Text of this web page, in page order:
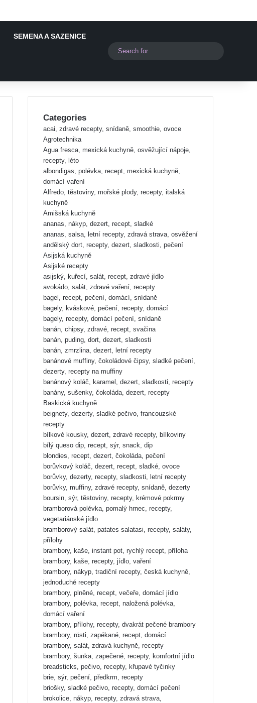
SEMENA A SAZENICE
Switch skin
Categories
acai, zdravé recepty, snídaně, smoothie, ovoce
Agrotechnika
Agua fresca, mexická kuchyně, osvěžující nápoje,
recepty, léto
albondigas, polévka, recept, mexická kuchyně,
domácí vaření
Alfredo, těstoviny, mořské plody, recepty, italská
kuchyně
Amišská kuchyně
ananas, nákyp, dezert, recept, sladké
ananas, salsa, letní recepty, zdravá strava, osvěžení
andělský dort, recepty, dezert, sladkosti, pečení
Asijská kuchyně
Asijské recepty
asijský, kuřecí, salát, recept, zdravé jídlo
avokádo, salát, zdravé vaření, recepty
bagel, recept, pečení, domácí, snídaně
bagely, kváskové, pečení, recepty, domácí
bagely, recepty, domácí pečení, snídaně
banán, chipsy, zdravé, recept, svačina
banán, puding, dort, dezert, sladkosti
banán, zmrzlina, dezert, letní recepty
banánové muffiny, čokoládové čipsy, sladké pečení,
dezerty, recepty na muffiny
banánový koláč, karamel, dezert, sladkosti, recepty
banány, sušenky, čokoláda, dezert, recepty
Baskická kuchyně
beignety, dezerty, sladké pečivo, francouzské
recepty
bílkové kousky, dezert, zdravé recepty, bílkoviny
bílý queso dip, recept, sýr, snack, dip
blondies, recept, dezert, čokoláda, pečení
borůvkový koláč, dezert, recept, sladké, ovoce
borůvky, dezerty, recepty, sladkosti, letní recepty
borůvky, muffiny, zdravé recepty, snídaně, dezerty
boursin, sýr, těstoviny, recepty, krémové pokrmy
bramborová polévka, pomalý hrnec, recepty,
vegetariánské jídlo
bramborový salát, patates salatasi, recepty, saláty,
přílohy
brambory, kaše, instant pot, rychlý recept, příloha
brambory, kaše, recepty, jídlo, vaření
brambory, nákyp, tradiční recepty, česká kuchyně,
jednoduché recepty
brambory, plněné, recept, večeře, domácí jídlo
brambory, polévka, recept, naložená polévka,
domácí vaření
brambory, přílohy, recepty, dvakrát pečené brambory
brambory, rösti, zapékané, recept, domácí
brambory, salát, zdravá kuchyně, recepty
brambory, šunka, zapečené, recepty, komfortní jídlo
breadsticks, pečivo, recepty, křupavé tyčinky
brie, sýr, pečení, předkrm, recepty
briošky, sladké pečivo, recepty, domácí pečení
brokolice, nákyp, recepty, zdravá strava,